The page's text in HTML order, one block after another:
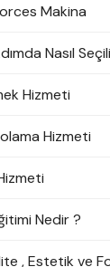
Makina
Nasıl
Hizmeti
Hizmeti
Nedir ?
, Estetik ve